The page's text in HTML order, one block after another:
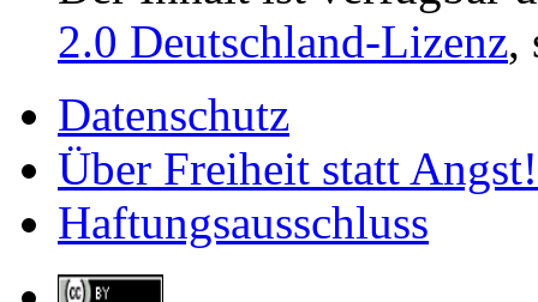
2.0 Deutschland-Lizenz,
Datenschutz
Über Freiheit statt Angst!
Haftungsausschluss